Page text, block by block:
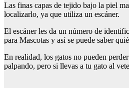
Las finas capas de tejido bajo la piel
localizarlo, ya que utiliza un escáner.
El escáner les da un número de
para Mascotas y así se puede saber
En realidad, los gatos no pueden
palpando, pero si llevas a tu gato al